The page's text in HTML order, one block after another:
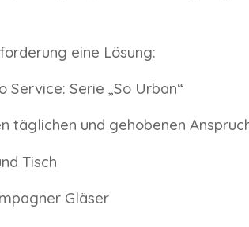
eine Lösung:
Service: Serie „So Urban“
täglichen und gehobenen
Tisch
Gläser